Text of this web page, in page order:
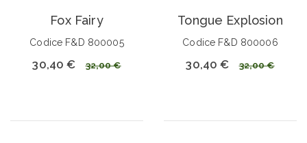
Fox Fairy
Codice F&D 800005
30,40 € 32,00 €
Tongue Explosion
Codice F&D 800006
30,40 € 32,00 €